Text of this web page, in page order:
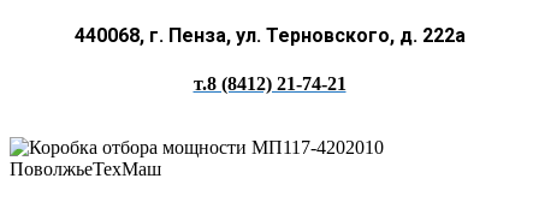
440068, г. Пенза, ул. Терновского, д. 222а
т.8 (8412) 21-74-21